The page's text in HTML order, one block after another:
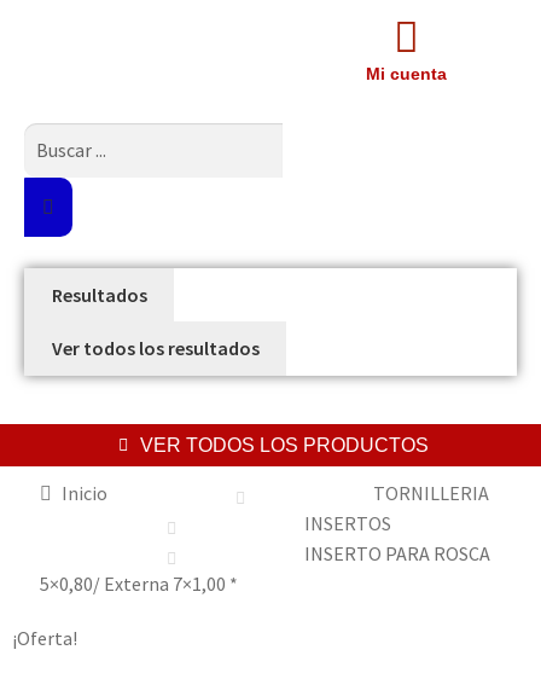
Mi cuenta
Resultados
Ver todos los resultados
VER TODOS LOS PRODUCTOS
Inicio
TORNILLERIA
INSERTOS
INSERTO PARA ROSCA
5×0,80/ Externa 7×1,00 *
¡Oferta!